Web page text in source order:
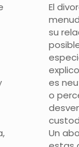
El
su
es
o
Un
Villaverde, 52
4, Las
13, Planta 14,